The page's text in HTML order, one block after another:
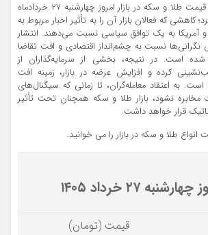
به گزارش راهبرد بانک، قیمت طلا و سکه در بازار امروز چهارشنبه ۲۷ خردادماه
کاهشی که فعالان بازار آن را به تأثیر اخبار مربوط به
و آمریکا به یک توافق سیاسی نسبت می‌دهند. انتشار
نسبت به چشم‌انداز اقتصادی و افت تقاضا
شده است. در نتیجه، بخشی از سرمایه‌گذاران از
کرده و افزایش عرضه در بازار، زمینه افت
به اعتقاد معامله‌گران، تا زمانی که سیگنال‌های
مخابره نشود، بازار طلا و سکه همچنان تحت تأثیر
قرار خواهد داشت.
انواع طلا و سکه در بازار را می خوانید.
۲۷ خرداد ۱۴۰۵
قیمت (تومان)